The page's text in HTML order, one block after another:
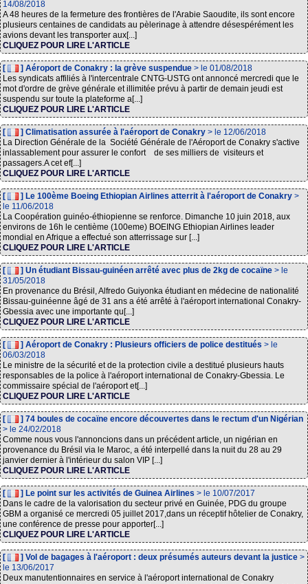
14/08/2018
A 48 heures de la fermeture des frontières de l'Arabie Saoudite, ils sont encore
plusieurs centaines de candidats au pèlerinage à attendre désespérément les
avions devant les transporter aux[...]
CLIQUEZ POUR LIRE L'ARTICLE
[ ] Aéroport de Conakry : la grève suspendue > le 01/08/2018
Les syndicats affiliés à l'intercentrale CNTG-USTG ont annoncé mercredi que le
mot d'ordre de grève générale et illimitée prévu à partir de demain jeudi est
suspendu sur toute la plateforme a[...]
CLIQUEZ POUR LIRE L'ARTICLE
[ ] Climatisation assurée à l'aéroport de Conakry > le 12/06/2018
La Direction Générale de la Société Générale de l'Aéroport de Conakry s'active
inlassablement pour assurer le confort de ses milliers de visiteurs et
passagers.A cet ef[...]
CLIQUEZ POUR LIRE L'ARTICLE
[ ] Le 100ème Boeing Ethiopian Airlines atterrit à l'aéroport de Conakry >
le 11/06/2018
La Coopération guinéo-éthiopienne se renforce. Dimanche 10 juin 2018, aux
environs de 16h le centième (100eme) BOEING Ethiopian Airlines leader
mondial en Afrique a effectué son atterrissage sur [...]
CLIQUEZ POUR LIRE L'ARTICLE
[ ] Un étudiant Bissau-guinéen arrêté avec plus de 2kg de cocaïne > le
31/05/2018
En provenance du Brésil, Alfredo Guiyonka étudiant en médecine de nationalité
Bissau-guinéenne âgé de 31 ans a été arrêté à l'aéroport international Conakry-
Gbessia avec une importante qu[...]
CLIQUEZ POUR LIRE L'ARTICLE
[ ] Aéroport de Conakry : Plusieurs officiers de police destitués > le
06/03/2018
Le ministre de la sécurité et de la protection civile a destitué plusieurs hauts
responsables de la police à l'aéroport international de Conakry-Gbessia. Le
commissaire spécial de l'aéroport et[...]
CLIQUEZ POUR LIRE L'ARTICLE
[
] 74 boules de cocaïne encore découvertes dans le rectum d'un Nigérian
> le 24/02/2018
Comme nous vous l'annoncions dans un précédent article, un nigérian en
provenance du Brésil via le Maroc, a été interpellé dans la nuit du 28 au 29
janvier dernier à l'intérieur du salon VIP [...]
CLIQUEZ POUR LIRE L'ARTICLE
[ ] Le point sur les activités de Guinea Airlines > le 10/07/2017
Dans le cadre de la valorisation du secteur privé en Guinée, PDG du groupe
GBM a organisé ce mercredi 05 juillet 2017,dans un réceptif hôtelier de Conakry,
une conférence de presse pour apporter[...]
CLIQUEZ POUR LIRE L'ARTICLE
[ ] Vol de bagages à l'aéroport : deux présumés auteurs devant la justice >
le 13/06/2017
Deux manutentionnaires en service à l'aéroport international de Conakry